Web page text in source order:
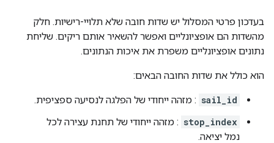
בעדכון פרטי המסלול יש שדות חובה שלא תלויי-רישיות. חלק
מהשדות הם אופציונליים ואפשר להשאיר אותם ריקים. שליחת
נתונים אופציונליים משפרת את איכות הנתונים.
הוא כולל את שדות החובה הבאים:
sail_id : מזהה ייחודי של הפלגה לנסיעה ספציפית.
stop_index : מזהה ייחודי של תחנת עצירה לכל
נמל יציאה.